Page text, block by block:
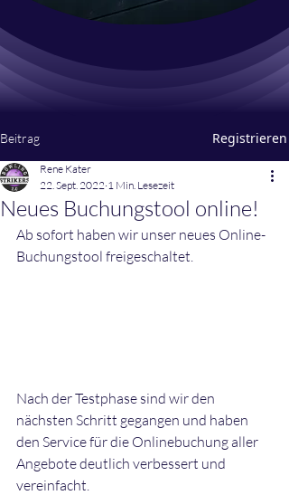
Beitrag Registrieren
Neues Buchungstool online!
Rene Kater
22. Sept. 2022 1 Min. Lesezeit
Ab sofort haben wir unser neues Online-
Buchungstool freigeschaltet.
Nach der Testphase sind wir den
nächsten Schritt gegangen und haben
den Service für die Onlinebuchung aller
Angebote deutlich verbessert und
vereinfacht.